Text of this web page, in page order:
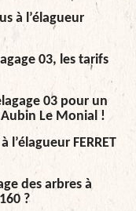
à l’élagueur
03, les tarifs
03 pour un
Le Monial !
l’élagueur FERRET
des arbres à
?